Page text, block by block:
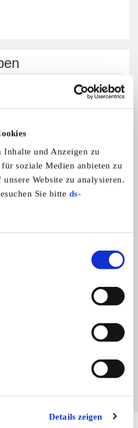
Inhalte und Anzeigen zu
soziale Medien anbieten zu
Website zu analysieren.
Sie bitte ds-
Details zeigen
Nordwest
Eintrag um ihn zu